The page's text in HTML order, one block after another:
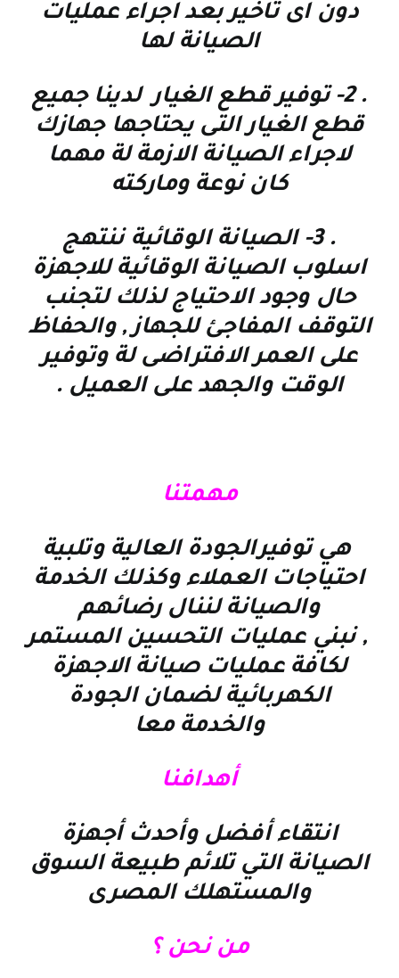
دون اى تاخير بعد اجراء عمليات
الصيانة لها
. 2-
توفير قطع الغيار لدينا جميع
قطع الغيار التى يحتاجها جهازك
لاجراء الصيانة الازمة لة مهما
كان نوعة وماركته
. 3- الصيانة الوقائية ننتهج
اسلوب الصيانة الوقائية للاجهزة
حال وجود الاحتياج لذلك لتجنب
التوقف المفاجئ للجهاز , والحفاظ
على العمر الافتراضى لة وتوفير
الوقت والجهد على العميل .
مهمتنا
هي توفيرالجودة العالية وتلبية
احتياجات العملاء وكذلك الخدمة
والصيانة لننال رضائهم
, نبني عمليات التحسين المستمر
لكافة عمليات صيانة الاجهزة
الكهربائية لضمان الجودة
والخدمة معا
أهدافنا
انتقاء أفضل وأحدث أجهزة
الصيانة التي تلائم طبيعة السوق
والمستهلك المصرى
من نحن ؟